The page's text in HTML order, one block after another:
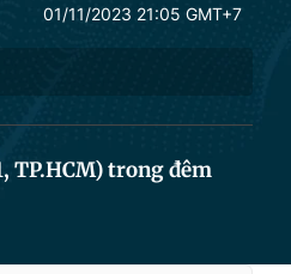
01/11/2023 21:05 GMT+7
TP.HCM) trong đêm